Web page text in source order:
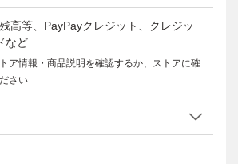
高等、PayPayクレジット、クレジッ
など
ア情報・商品説明を確認するか、ストアに確
さい